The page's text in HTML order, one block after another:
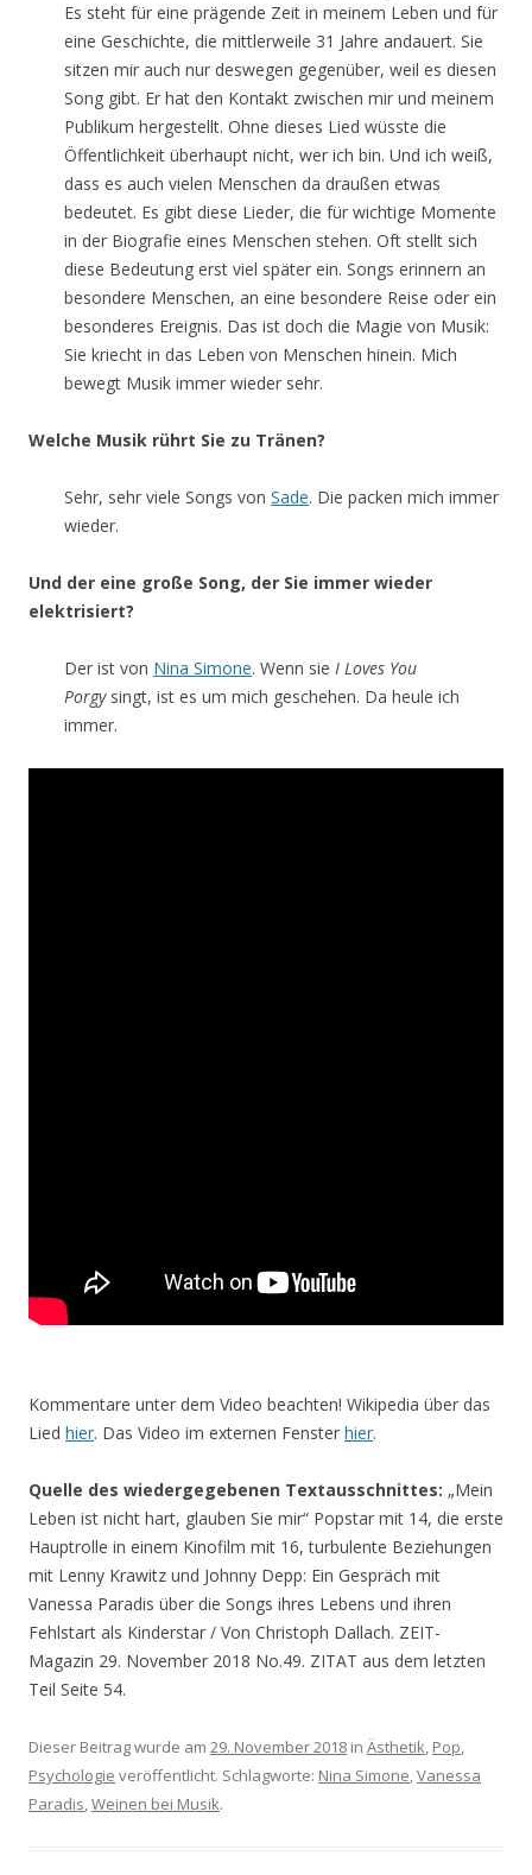
Es steht für eine prägende Zeit in meinem Leben und für
eine Geschichte, die mittlerweile 31 Jahre andauert. Sie
sitzen mir auch nur deswegen gegenüber, weil es diesen
Song gibt. Er hat den Kontakt zwischen mir und meinem
Publikum hergestellt. Ohne dieses Lied wüsste die
Öffentlichkeit überhaupt nicht, wer ich bin. Und ich weiß,
dass es auch vielen Menschen da draußen etwas
bedeutet. Es gibt diese Lieder, die für wichtige Momente
in der Biografie eines Menschen stehen. Oft stellt sich
diese Bedeutung erst viel später ein. Songs erinnern an
besondere Menschen, an eine besondere Reise oder ein
besonderes Ereignis. Das ist doch die Magie von Musik:
Sie kriecht in das Leben von Menschen hinein. Mich
bewegt Musik immer wieder sehr.
Welche Musik rührt Sie zu Tränen?
Sehr, sehr viele Songs von Sade. Die packen mich immer
wieder.
Und der eine große Song, der Sie immer wieder
elektrisiert?
Der ist von Nina Simone. Wenn sie I Loves You
Porgy singt, ist es um mich geschehen. Da heule ich
immer.
Kommentare unter dem Video beachten! Wikipedia über das
Lied hier. Das Video im externen Fenster hier.
Quelle des wiedergegebenen Textausschnittes: „Mein
Leben ist nicht hart, glauben Sie mir“ Popstar mit 14, die erste
Hauptrolle in einem Kinofilm mit 16, turbulente Beziehungen
mit Lenny Krawitz und Johnny Depp: Ein Gespräch mit
Vanessa Paradis über die Songs ihres Lebens und ihren
Fehlstart als Kinderstar / Von Christoph Dallach. ZEIT-
Magazin 29. November 2018 No.49. ZITAT aus dem letzten
Teil Seite 54.
Dieser Beitrag wurde am 29. November 2018 in Ästhetik, Pop,
Psychologie veröffentlicht. Schlagworte: Nina Simone,Vanessa
Paradis,Weinen bei Musik.